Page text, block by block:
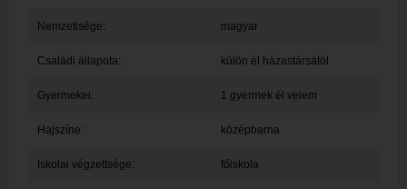
Nemzetisége: magyar
Családi állapota: külön él házastársától
Gyermekei: 1 gyermek él velem
Hajszíne: középbarna
Iskolai végzettsége: főiskola